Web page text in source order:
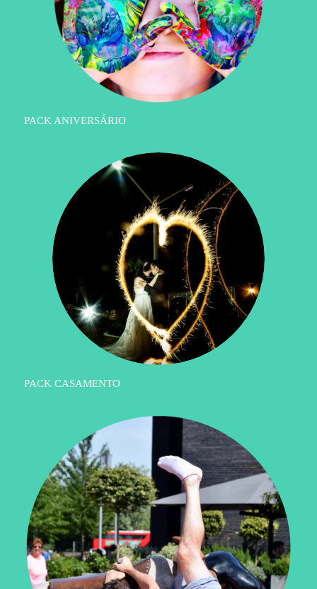
PACK ANIVERSÁRIO
PACK CASAMENTO